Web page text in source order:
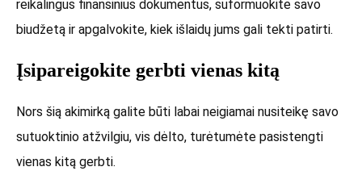
reikalingus finansinius dokumentus, suformuokite savo
biudžetą ir apgalvokite, kiek išlaidų jums gali tekti patirti.
Įsipareigokite gerbti vienas kitą
Nors šią akimirką galite būti labai neigiamai nusiteikę savo
sutuoktinio atžvilgiu, vis dėlto, turėtumėte pasistengti
vienas kitą gerbti.